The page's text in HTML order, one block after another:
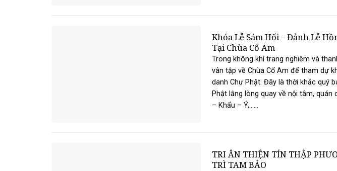
Khóa Lễ Sám Hối – Đảnh Lễ
Tại Chùa Cổ Am
Trong không khí trang nghiêm và
vân tập về Chùa Cổ Am để tham dự
danh Chư Phật. Đây là thời khắc quý
Phật lắng lòng quay về nội tâm, quán
– Khẩu – Ý,......
TRI ÂN THIỆN TÍN THẬP
TRÌ TAM BẢO